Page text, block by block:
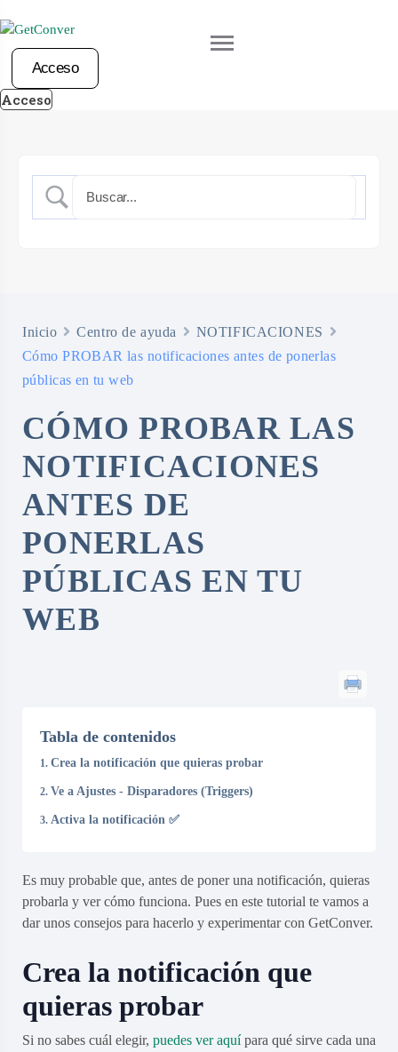
S
t
Acceso
Acceso
Inicio Centro de ayuda
NOTIFICACIONES
Cómo PROBAR las notificaciones antes de ponerlas
públicas en tu web
CÓMO PROBAR LAS
NOTIFICACIONES
ANTES DE
PONERLAS
PÚBLICAS EN TU
WEB
Tabla de contenidos
Crea la notificación que quieras probar
Ve a Ajustes - Disparadores (Triggers)
Activa la notificación ✅
Es muy probable que, antes de poner una notificación, quieras
probarla y ver cómo funciona. Pues en este tutorial te vamos a
dar unos consejos para hacerlo y experimentar con GetConver.
Crea la notificación que
quieras probar
Si no sabes cuál elegir, puedes ver aquípara qué sirve cada una